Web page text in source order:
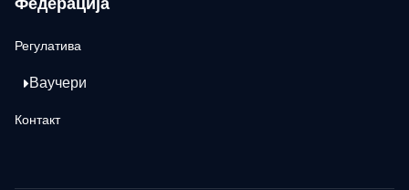
Федерација
Регулатива
Ваучери
Контакт